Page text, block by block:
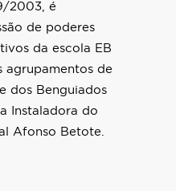
2003, é
de poderes
da escola EB
agrupamentos de
dos Benguiados
Instaladora do
Afonso Betote.